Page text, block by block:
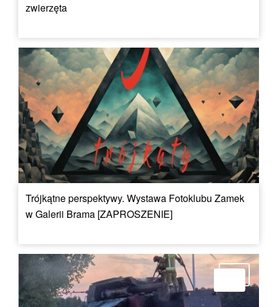
zwierzęta
Trójkątne perspektywy. Wystawa Fotoklubu Zamek
w Galerii Brama [ZAPROSZENIE]